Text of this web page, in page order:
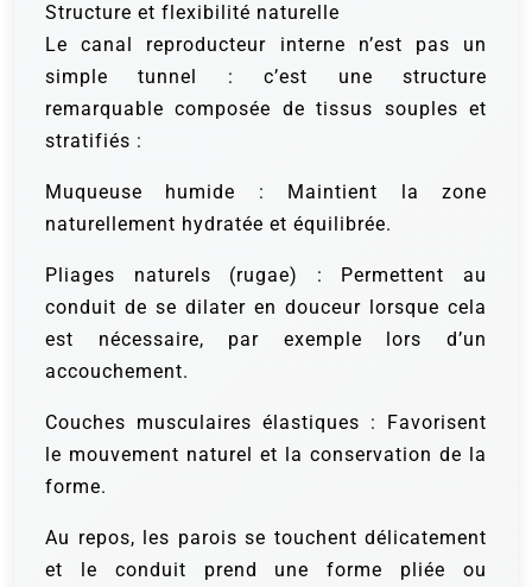
Structure et flexibilité naturelle
Le canal reproducteur interne n’est pas un
simple tunnel : c’est une structure
remarquable composée de tissus souples et
stratifiés :
Muqueuse humide : Maintient la zone
naturellement hydratée et équilibrée.
Pliages naturels (rugae) : Permettent au
conduit de se dilater en douceur lorsque cela
est nécessaire, par exemple lors d’un
accouchement.
Couches musculaires élastiques : Favorisent
le mouvement naturel et la conservation de la
forme.
Au repos, les parois se touchent délicatement
et le conduit prend une forme pliée ou